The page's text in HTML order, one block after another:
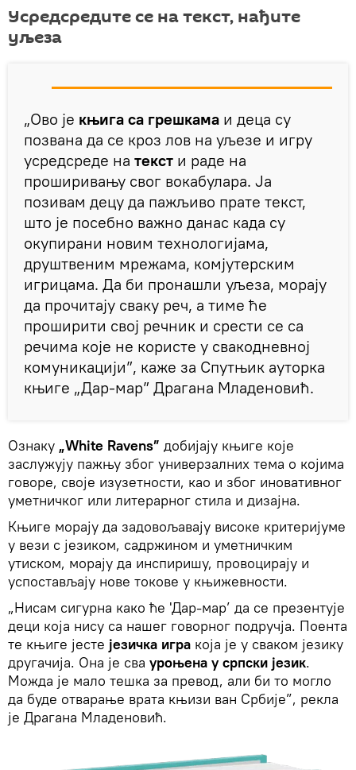
Усредсредите се на текст, нађите
уљеза
„Ово је књига са грешкама и деца су
позвана да се кроз лов на уљезе и игру
усредсреде на текст и раде на
проширивању свог вокабулара. Ја
позивам децу да пажљиво прате текст,
што је посебно важно данас када су
окупирани новим технологијама,
друштвеним мрежама, комјутерским
игрицама. Да би пронашли уљеза, морају
да прочитају сваку реч, а тиме ће
проширити свој речник и срести се са
речима које не користе у свакодневној
комуникацији”, каже за Спутњик ауторка
књиге „Дар-мар” Драгана Младеновић.
Ознаку „White Ravens” добијају књиге које
заслужују пажњу због универзалних тема о којима
говоре, своје изузетности, као и због иновативног
уметничког или литерарног стила и дизајна.
Књиге морају да задовољавају високе критеријуме
у вези с језиком, садржином и уметничким
утиском, морају да инспиришу, провоцирају и
успостављају нове токове у књижевности.
„Нисам сигурна како ће 'Дар-мар’ да се презентује
деци која нису са нашег говорног подручја. Поента
те књиге јесте језичка игра која је у сваком језику
другачија. Она је сва уроњена у српски језик.
Можда је мало тешка за превод, али би то могло
да буде отварање врата књизи ван Србије”, рекла
је Драгана Младеновић.